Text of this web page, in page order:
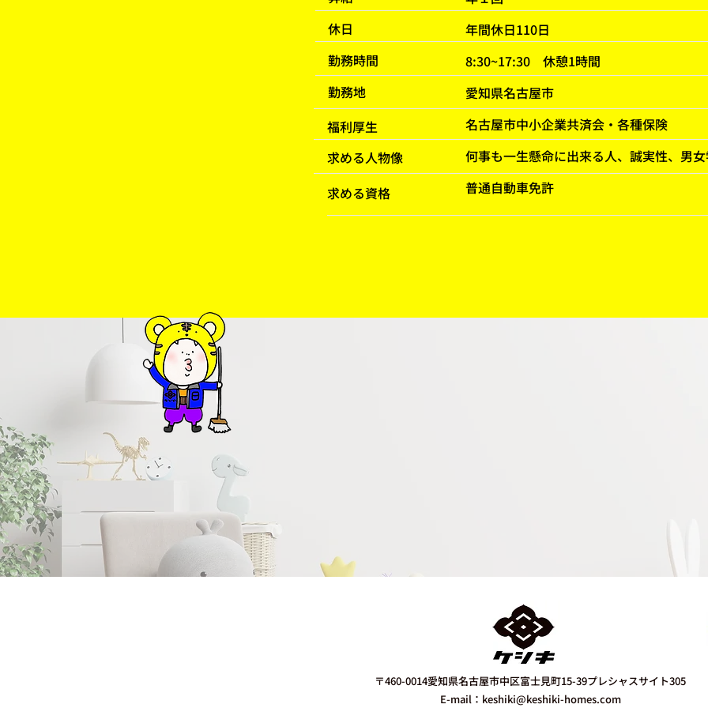
休日
​勤務時間
勤務地
​年間休日110日
8:30~17:30 休憩1時間
​愛知県名古屋市
名古屋市中小企業共済会・各種保険
何事も一生懸命に出来る人、誠実性、男
普通自動車免許
福利厚生
求める人物像
求める資格
052-766-7113
〒460-0014愛知県名古屋市中区富士見町15-39プレシャスサイト305
E-mail： keshiki@keshiki-homes.com